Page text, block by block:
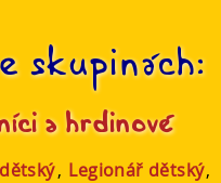
skupinách:
a hrdinové
, Legionář dětský,